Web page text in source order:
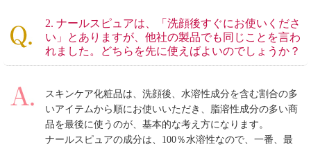
2. ナールスピュアは、「洗顔後すぐにお使いくださ
い」とありますが、他社の製品でも同じことを言わ
れました。どちらを先に使えばよいのでしょうか？
スキンケア化粧品は、洗顔後、水溶性成分を含む割合の多
いアイテムから順にお使いいただき、脂溶性成分の多い商
品を最後に使うのが、基本的な考え方になります。
ナールスピュアの成分は、100％水溶性なので、一番、最